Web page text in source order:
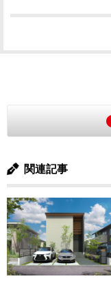
関連記事